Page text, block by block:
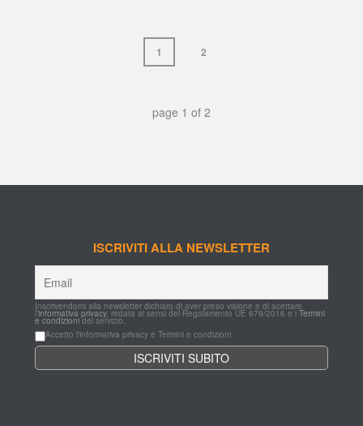
1 2
page 1 of 2
ISCRIVITI ALLA NEWSLETTER
Inscrivendomi alla newsletter dichiaro di aver preso visione e di acettare
l'informativa privacy, redata ai sensi del Regolamento UE 679/2016 e i Termini
e condizioni del servizio.
Accetto l'informativa privacy e Termini e condizioni